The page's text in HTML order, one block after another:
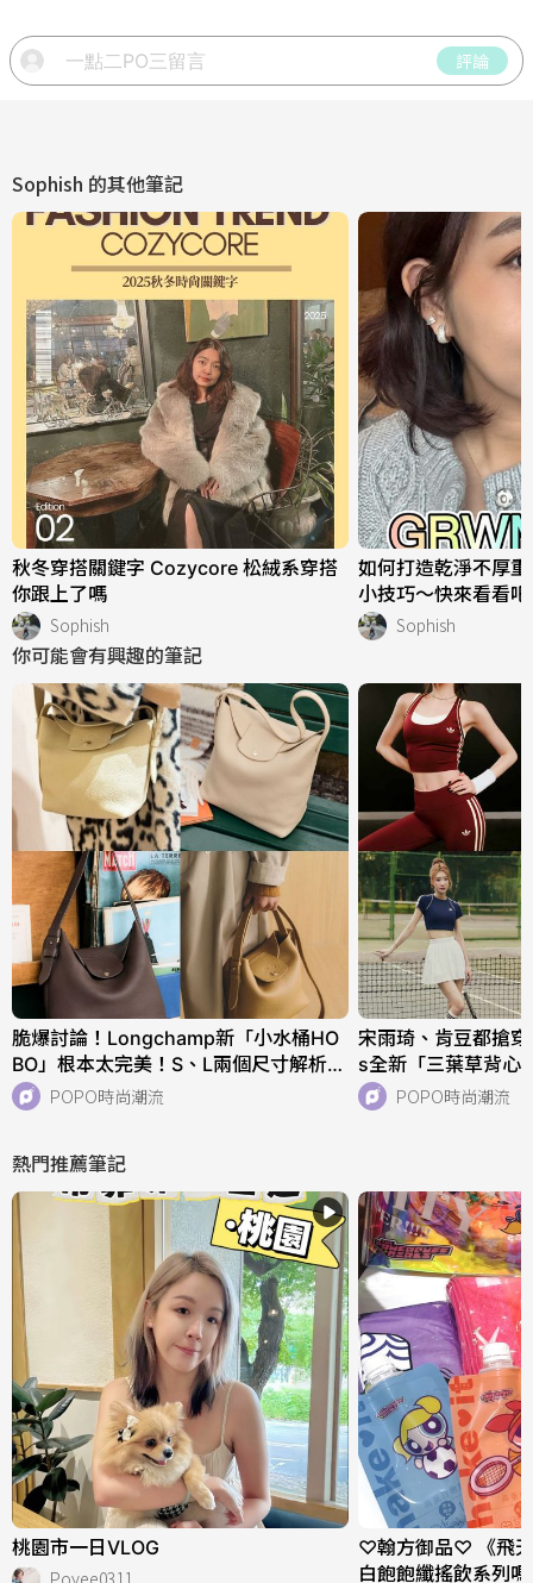
評論
Sophish 的其他筆記
秋冬穿搭關鍵字 Cozycore 松絨系穿搭
你跟上了嗎
Sophish
如何打造乾淨不厚
小技巧～快來看看
Sophish
你可能會有興趣的筆記
脆爆討論！Longchamp新「小水桶HO
BO」根本太完美！S、L兩個尺寸解析！
快衝店上試揹！
POPO時尚潮流
宋雨琦、肯豆都搶
s全新「三葉草背心
天穿！直接當日常
POPO時尚潮流
熱門推薦筆記
桃園市一日VLOG
♡翰方御品♡ 《飛
白飽飽纖搖飲系列